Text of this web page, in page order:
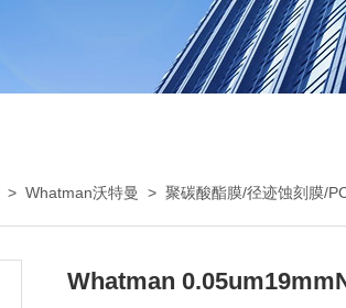
>Whatman沃特曼 >聚碳酸酯膜/径迹蚀刻膜/
Whatman